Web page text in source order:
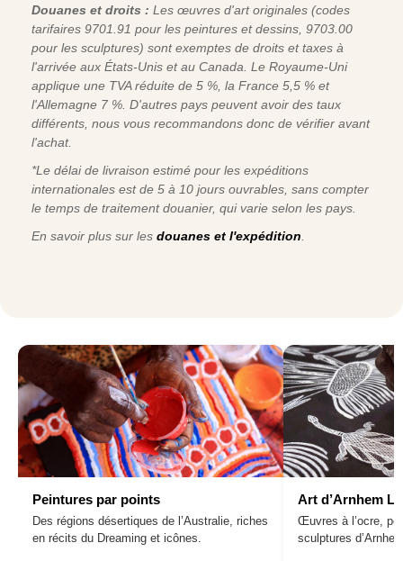
Douanes et droits : Les œuvres d'art originales (codes
tarifaires 9701.91 pour les peintures et dessins, 9703.00
pour les sculptures) sont exemptes de droits et taxes à
l'arrivée aux États-Unis et au Canada. Le Royaume-Uni
applique une TVA réduite de 5 %, la France 5,5 % et
l'Allemagne 7 %. D'autres pays peuvent avoir des taux
différents, nous vous recommandons donc de vérifier avant
l'achat.
*Le délai de livraison estimé pour les expéditions
internationales est de 5 à 10 jours ouvrables, sans compter
le temps de traitement douanier, qui varie selon les pays.
En savoir plus sur les douanes et l'expédition
Peintures par points
Des régions désertiques de l’Australie, riches
en récits du Dreaming et icônes.
Art d’Arnhem
Œuvres à l’ocre,
sculptures